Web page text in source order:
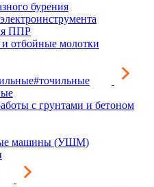
бурения
ППР
отбойные молотки
с грунтами и бетоном
машины (УШМ)